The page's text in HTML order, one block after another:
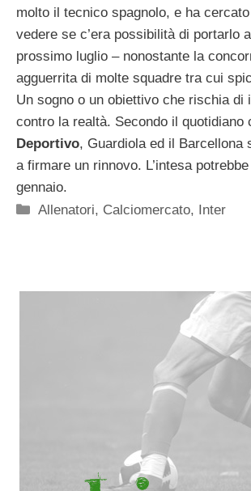
molto il tecnico spagnolo, e ha
vedere se c’era possibilità di portarlo
prossimo luglio – nonostante la
agguerrita di molte squadre tra cui
Un sogno o un obiettivo che rischia di
contro la realtà. Secondo il quotidiano
Deportivo, Guardiola ed il Barcellona
a firmare un rinnovo. L’intesa
gennaio.
Categorie
Allenatori, Calciomercato, Inter